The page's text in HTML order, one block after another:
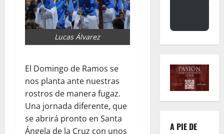
Lucas Álvarez
El Domingo de Ramos se
nos planta ante nuestras
rostros de manera fugaz.
Una jornada diferente, que
se abrirá pronto en Santa
Ángela de la Cruz con unos
A PIE DE